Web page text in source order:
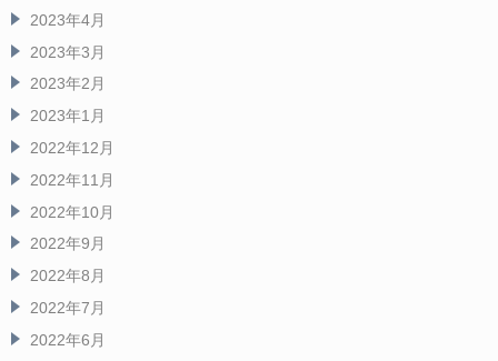
2023年4月
2023年3月
2023年2月
2023年1月
2022年12月
2022年11月
2022年10月
2022年9月
2022年8月
2022年7月
2022年6月